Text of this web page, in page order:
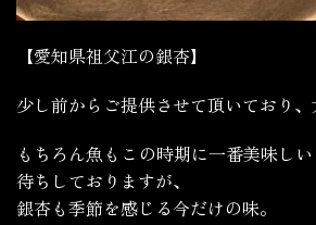
【愛知県祖父江の銀杏】
少し前からご提供させて頂いており、
もちろん魚もこの時期に一番美味し
待ちしておりますが、
銀杏も季節を感じる今だけの味。